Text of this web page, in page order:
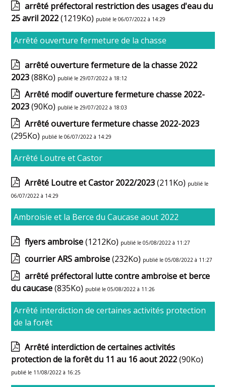
arrêté préfectoral restriction des usages d'eau du
25 avril 2022(1219Ko) publié le 06/07/2022 à 14:29
Arrêté ouverture fermeture de la chasse
arrêté ouverture fermeture de la chasse 2022
2023(88Ko) publié le 29/07/2022 à 18:12
Arrêté modif ouverture fermeture chasse 2022-
2023(90Ko) publié le 29/07/2022 à 18:03
Arrêté ouverture fermeture chasse 2022-2023
(295Ko) publié le 06/07/2022 à 14:29
Arrêté Loutre et Castor
Arrêté Loutre et Castor 2022/2023(211Ko) publié le
06/07/2022 à 14:29
Ambroisie et la Berce du Caucase aout 2022
flyers ambroise(1212Ko) publié le 05/08/2022 à 11:27
courrier ARS ambroise(232Ko) publié le 05/08/2022 à 11:27
arrêté préfectoral lutte contre ambroise et berce
du caucase(835Ko) publié le 05/08/2022 à 11:26
Arrêté interdiction de certaines activités protection
de la forêt
Arrêté interdiction de certaines activités
protection de la forêt du 11 au 16 aout 2022(90Ko)
publié le 11/08/2022 à 16:25